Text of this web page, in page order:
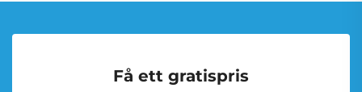
Få ett gratispris